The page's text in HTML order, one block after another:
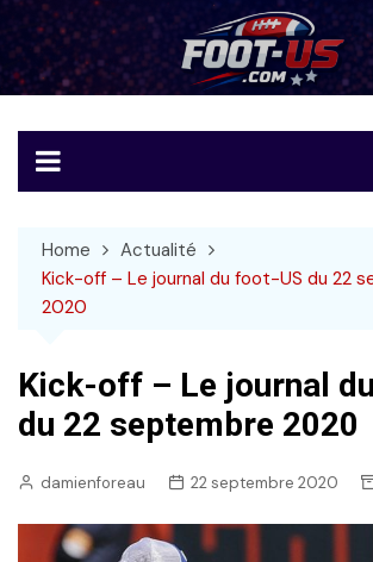
to
content
Foot-
Le football américain en français
Home
Actualité
Kick-off – Le journal du foot-US du 22
2020
Kick-off – Le journal
du 22 septembre 2020
damienforeau 22 septembre 2020